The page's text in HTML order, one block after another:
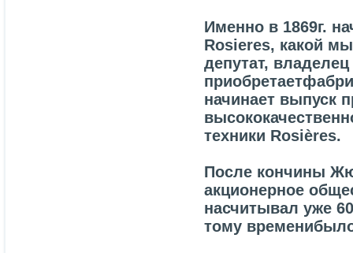
Именно в 1869г.
Rosieres, какой
депутат,
начинает выпуск
техники Rosières.
После кончины
акционерное
насчитывал уже
тому